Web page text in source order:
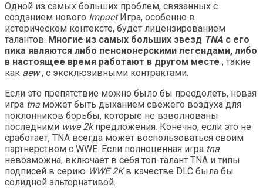
Одной из самых больших проблем, связанных с
созданием нового ImpactИгра, особенно в
историческом контексте, будет лицензированием
талантов. Многие из самых больших звезд TNA с его
пика являются либо пенсионерскими легендами, либо
в настоящее время работают в другом месте , такие
как aew, с эксклюзивными контрактами.
Если это препятствие можно было бы преодолеть, новая
игра tna может быть дыханием свежего воздуха для
поклонников борьбы, которые не взволнованы
последними wwe 2kпредложения. Конечно, если это не
сработает, TNA всегда может воспользоваться своим
партнерством с WWE. Если полноценная игра tna
невозможна, включает в себя топ-талант TNA и типы
подписей в серию WWE 2Kв качестве DLC была бы
солидной альтернативой.